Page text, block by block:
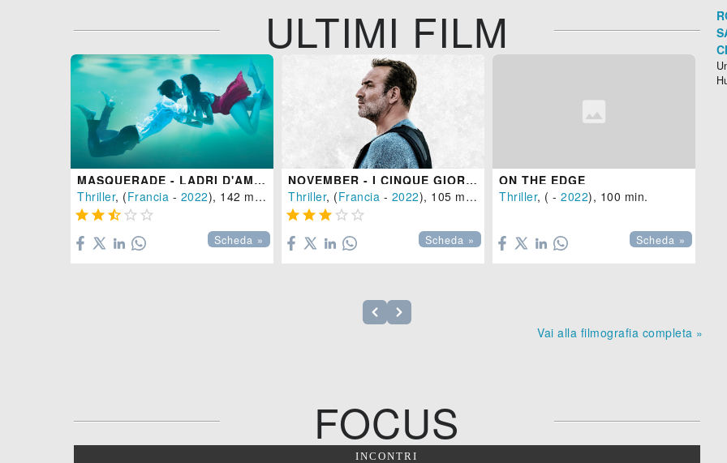
ULTIMI FILM
MASQUERADE - LADRI D'AMORE
Thriller, (Francia - 2022), 142 min.
    
Scheda »
NOVEMBER - I CINQUE GIORNI DOPO IL BATACLAN
Thriller, (Francia - 2022), 105 min.
    
Scheda »
ON THE EDGE
Thriller, ( - 2022), 100 min.
Scheda »
Vai alla filmografia completa »
FOCUS
INCONTRI